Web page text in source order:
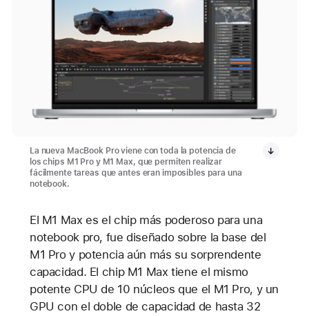
La nueva MacBook Pro viene con toda la potencia de
los chips M1 Pro y M1 Max, que permiten realizar
fácilmente tareas que antes eran imposibles para una
notebook.
El M1 Max es el chip más poderoso para una
notebook pro, fue diseñado sobre la base del
M1 Pro y potencia aún más su sorprendente
capacidad. El chip M1 Max tiene el mismo
potente CPU de 10 núcleos que el M1 Pro, y un
GPU con el doble de capacidad de hasta 32